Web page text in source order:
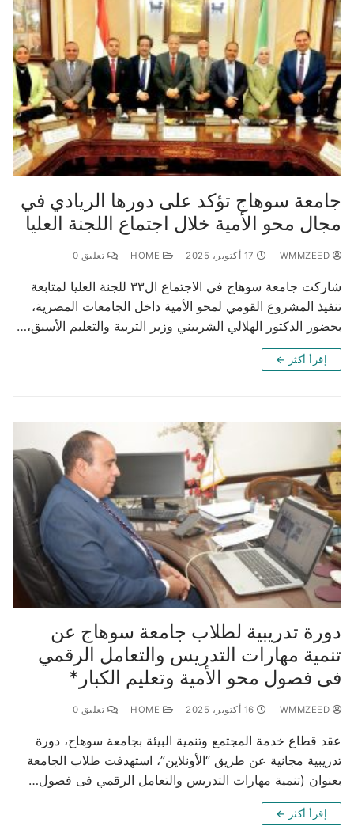
جامعة سوهاج تؤكد على دورها الريادي في
مجال محو الأمية خلال اجتماع اللجنة العليا
17 أكتوبر، 2025 تعليق 0
شاركت جامعة سوهاج في الاجتماع ال٣٣ للجنة العليا لمتابعة
تنفيذ المشروع القومي لمحو الأمية داخل الجامعات المصرية،
بحضور الدكتور الهلالي الشربيني وزير التربية والتعليم الأسبق،…
إقرأ أكثر ←
دورة تدريبية لطلاب جامعة سوهاج عن
تنمية مهارات التدريس والتعامل الرقمي
فى فصول محو الأمية وتعليم الكبار*
16 أكتوبر، 2025 تعليق 0
عقد قطاع خدمة المجتمع وتنمية البيئة بجامعة سوهاج، دورة
تدريبية مجانية عن طريق “الأونلاين”، استهدفت طلاب الجامعة
بعنوان (تنمية مهارات التدريس والتعامل الرقمي فى فصول…
إقرأ أكثر ←